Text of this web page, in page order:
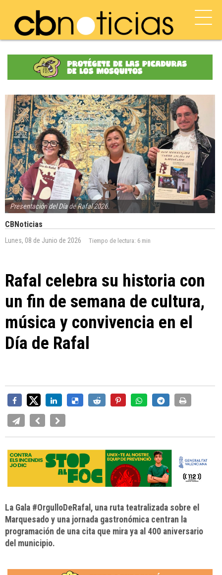
Presentación del Día de Rafal 2026.
CBNoticias
Lunes, 08 de Junio de 2026 Tiempo de lectura: 6 min
Rafal celebra su historia con
un fin de semana de cultura,
música y convivencia en el
Día de Rafal
La Gala #OrgulloDeRafal, una ruta teatralizada sobre el
Marquesado y una jornada gastronómica centran la
programación de una cita que mira ya al 400 aniversario
del municipio.